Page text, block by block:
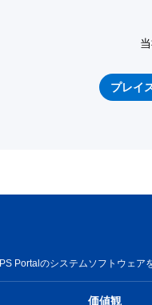
プレイ
PS Portalのシステムソフトウェア
価値観